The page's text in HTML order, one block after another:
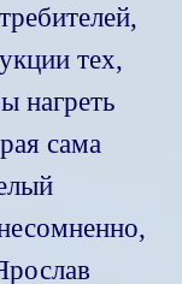
тех,
нагреть
сама